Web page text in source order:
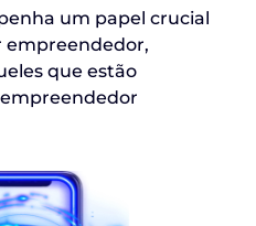
um papel crucial
empreendedor,
que estão